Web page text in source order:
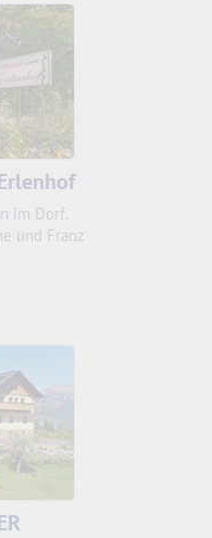
im Dorf.
und Franz